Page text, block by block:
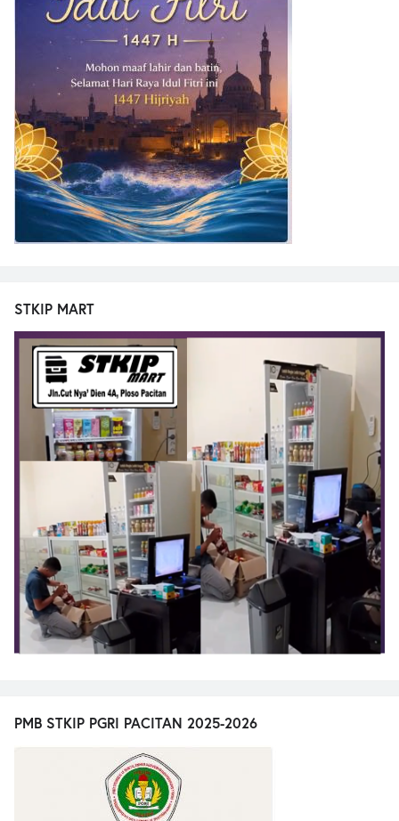
STKIP MART
PMB STKIP PGRI PACITAN 2025-2026